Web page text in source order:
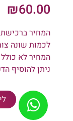
₪60.00
המחיר ברכישת 100 יחידות ומעלה
לכמות שונה
המחיר לא
ניתן להוסיף